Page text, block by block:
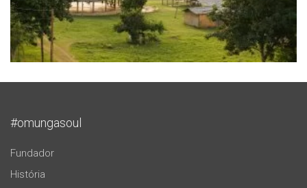
#omungasoul
Fundador
História